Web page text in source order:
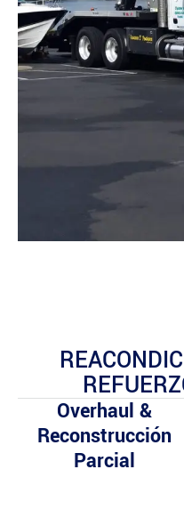
Overhaul &
Reconstrucción
Parcial